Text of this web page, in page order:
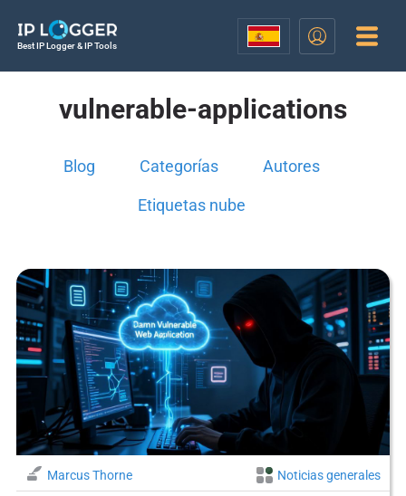
Best IP Logger & IP Tools
vulnerable-applications
Blog Categorías Autores
Etiquetas nube
Marcus Thorne Noticias generales